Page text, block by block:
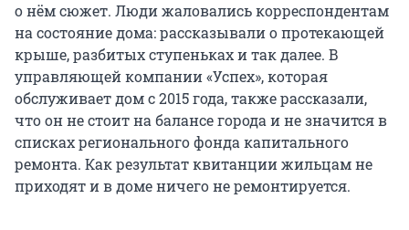
о нём сюжет. Люди жаловались корреспондентам
на состояние дома: рассказывали о протекающей
крыше, разбитых ступеньках и так далее. В
управляющей компании «Успех», которая
обслуживает дом с 2015 года, также рассказали,
что он не стоит на балансе города и не значится в
списках регионального фонда капитального
ремонта. Как результат квитанции жильцам не
приходят и в доме ничего не ремонтируется.